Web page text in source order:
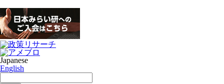
Japanese
English